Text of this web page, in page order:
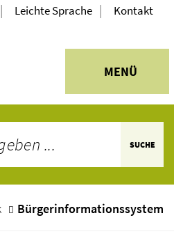
MENÜ
| Leichte Sprache | Kontakt
SUCHE
Bürgerinformationssystem